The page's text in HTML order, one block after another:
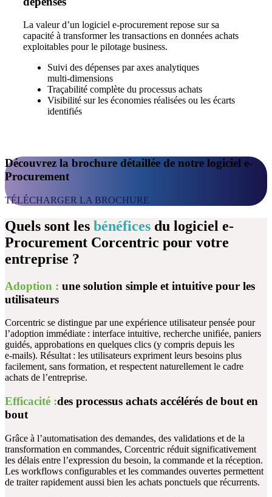
La valeur d’un logiciel e‑procurement repose sursa
capacité à transformer les transactions en données achats
exploitables pour le pilotage business.
Suivi des dépenses par axes analytiques
multi‑dimensions
Traçabilité complète du processus achats
Visibilité sur les économies réalisées ou les écarts
identifiés
Découvrez la brochure détaillée de notre logiciel e-
Procurement
TÉLÉCHARGER LA BROCHURE
Quels sont les bénéfices du logiciel e-
Procurement Corcentric pour votre
entreprise ?
Adoption : une solution simple et intuitive pour les
utilisateurs
Corcentric se distingue par une expérience utilisateur pensée pour
l’adoption immédiate : interface intuitive, recherche unifiée, paniers
guidés, approbations en quelques clics (y compris depuis les
e‑mails). Résultat : les utilisateurs expriment leurs besoins plus
facilement, sans formation, et respectent naturellement le cadre
achats de l’entreprise.
Efficacité :des processus achats accélérés de bout en
bout
Grâce à l’automatisation des demandes, des validations et de la
transformation en commandes, Corcentric réduit significativement
les délais entre l’expression du besoin, la commande et la réception.
Les workflows configurables et les commandes ouvertes permettent
de traiter rapidement aussi bien les achats ponctuels que récurrents.